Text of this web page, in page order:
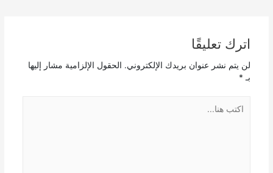
اترك تعليقًا
لن يتم نشر عنوان بريدك الإلكتروني.الحقول الإلزامية مشار إليها
*